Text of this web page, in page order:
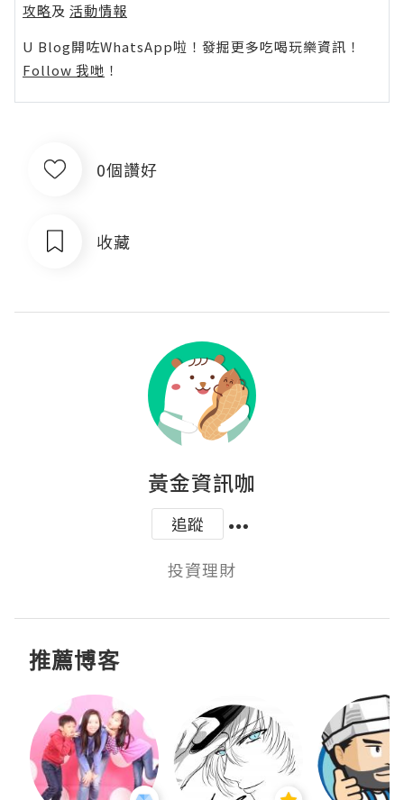
攻略及 活動情報
U Blog開咗WhatsApp啦！發掘更多吃喝玩樂資訊！
Follow 我哋 ！
0個讚好
收藏
黃金資訊咖
追蹤
投資理財
推薦博客